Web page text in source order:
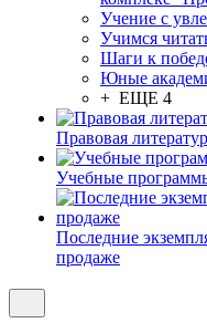
Учение с
Учимся
Шаги к
Юные
+ ЕЩЕ 4
Правовая
Учебные
Последние
продаже